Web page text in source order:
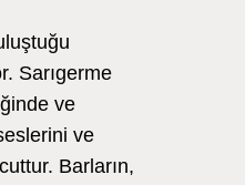
Sarıgerme
ve
ve
Barların,